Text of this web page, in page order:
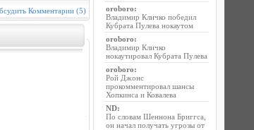
Комментарии (5)
oroboro:
Владимир Кличко победил
Кубрата Пулева нокаутом
oroboro:
Владимир Кличко
нокаутировал Кубрата Пулева
oroboro:
Рой Джонс
прокомментировал шансы
Хопкинса и Ковалева
ND:
По словам Шеннона Бриггса,
он начал получать угрозы от